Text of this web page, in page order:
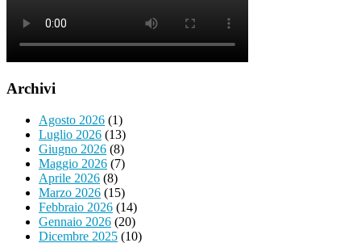
Archivi
Agosto 2026 (1)
Luglio 2026 (13)
Giugno 2026 (8)
Maggio 2026 (7)
Aprile 2026 (8)
Marzo 2026 (15)
Febbraio 2026 (14)
Gennaio 2026 (20)
Dicembre 2025 (10)